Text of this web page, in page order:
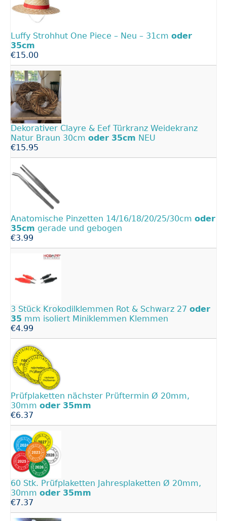
Luffy Strohhut One Piece – Neu – 31cm oder
35cm
€15.00
Dekorativer Clayre & Eef Türkranz Weidekranz
Natur Braun 30cm oder 35cm NEU
€15.95
Anatomische Pinzetten 14/16/18/20/25/30cm oder
35cm gerade und gebogen
€3.99
3 Stück Krokodilklemmen Rot & Schwarz 27 oder
35 mm isoliert Miniklemmen Klemmen
€4.99
Prüfplaketten nächster Prüftermin Ø 20mm,
30mm oder 35mm
€6.37
60 Stk. Prüfplaketten Jahresplaketten Ø 20mm,
30mm oder 35mm
€7.37